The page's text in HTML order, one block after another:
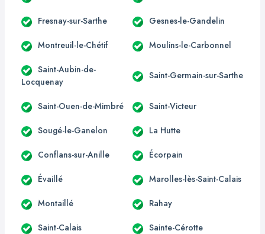
Fresnay-sur-Sarthe Gesnes-le-Gandelin
Montreuil-le-Chétif Moulins-le-Carbonnel
Saint-Aubin-de-
Locquenay
Saint-Germain-sur-Sarthe
Saint-Ouen-de-Mimbré Saint-Victeur
Sougé-le-Ganelon La Hutte
Conflans-sur-Anille Écorpain
Évaillé Marolles-lès-Saint-Calais
Montaillé Rahay
Saint-Calais Sainte-Cérotte